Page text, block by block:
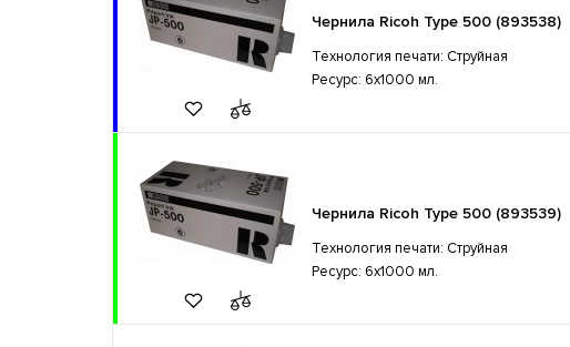
Чернила Ricoh Type 500 (893538)
Технология печати: Струйная
Ресурс: 6x1000 мл.
Чернила Ricoh Type 500 (893539)
Технология печати: Струйная
Ресурс: 6x1000 мл.